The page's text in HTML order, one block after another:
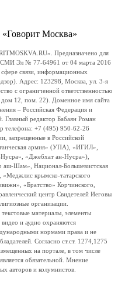
Москва»
Предназначено для
СМИ Эл № 77-64961 от 04 марта 2016
связи, информационных
Адрес: 123298, Москва, ул. 3-я
с ограниченной ответственностью
12, пом. 22). Доменное имя сайта
– Российская Федерация и
Главный редактор Бабаян Роман
телефона: +7 (495) 950-62-26
запрещенные в Российской
армия» (УПА), «ИГИЛ»,
«Джебхат ан-Нусра»),
аш-Шам», Национал-Большевистская
крымско-татарского
«Братство» Корчинского,
центр Свидетелей Иеговы
организации.
материалы, элементы
и аудио охраняются
нормами права и не
Согласно ст.ст. 1274,1275
на портале, в том числе
обязательной. Мнение
авторов и колумнистов.